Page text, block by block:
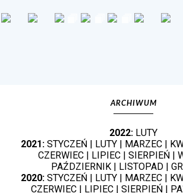
ARCHIWUM
2022: LUTY
2021: STYCZEŃ LUTY MARZEC
CZERWIEC| LIPIEC| SIERPIEŃ
PAŹDZIERNIK| LISTOPAD|
2020: STYCZEŃ LUTY MARZEC
CZERWIEC
LIPIEC SIERPIEŃ